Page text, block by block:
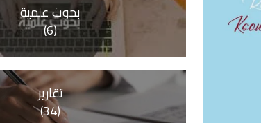
بحوث علمية
(6)
تقارير
(34)